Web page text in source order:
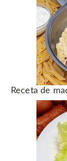
Receta de